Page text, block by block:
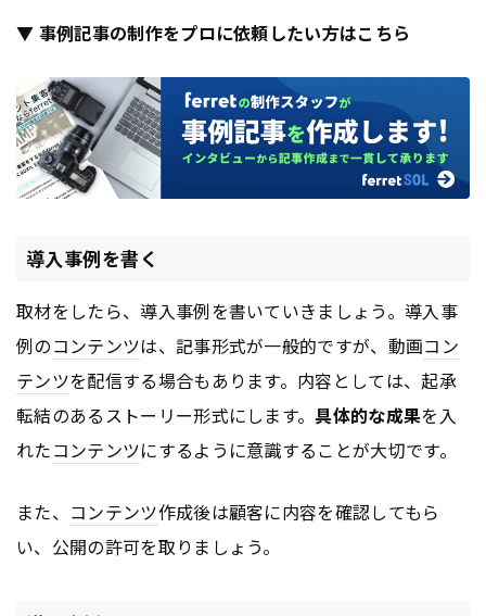
▼ 事例記事の制作をプロに依頼したい方はこちら
導入事例を書く
取材をしたら、導入事例を書いていきましょう。導入事
例のコンテンツは、記事形式が一般的ですが、動画コン
テンツを配信する場合もあります。内容としては、起承
転結のあるストーリー形式にします。具体的な成果を入
れたコンテンツにするように意識することが大切です。
また、 コンテンツ作成後は顧客に内容を確認してもら
い、公開の許可を取りましょう。